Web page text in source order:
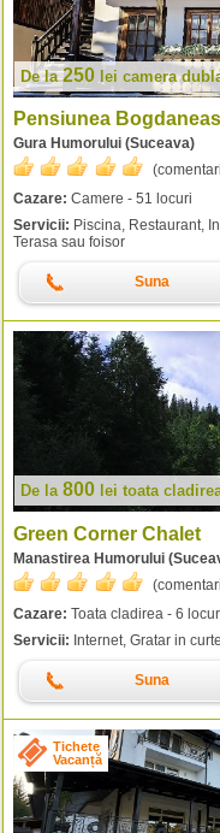
De la250 lei camera
Pensiunea
Gura Humorului (Suceava)
Cazare: Camere - 51 locuri
Servicii: Piscina, Restaurant,
Terasa sau foisor
Suna
De la 800 lei toata
Green Corner Chalet
Manastirea Humorului
Cazare: Toata cladirea - 6
Servicii: Internet, Gratar in
Suna
Tichete
Vacanță